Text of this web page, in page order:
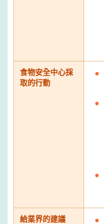
食物安全中心採
取的行動
給業界的建議